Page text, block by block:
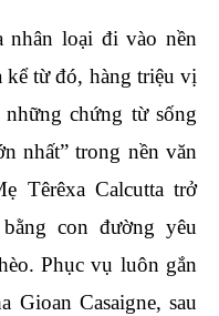
nhân loại đi vào nền
từ đó, hàng triệu vị
chứng từ sống
nhất” trong nền văn
Têrêxa Calcutta trở
con đường yêu
Phục vụ luôn gắn
Casaigne, sau